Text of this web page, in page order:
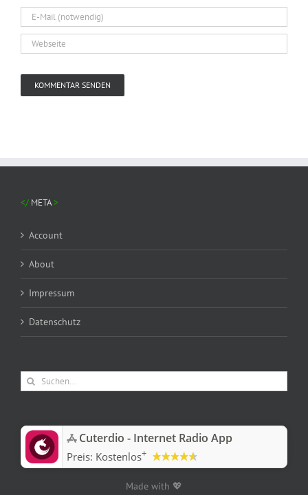
META
Account
About
Impressum
Datenschutz
Suche
nach:
‎Cuterdio - Internet Radio App
Preis: Kostenlos+
Made with 💖